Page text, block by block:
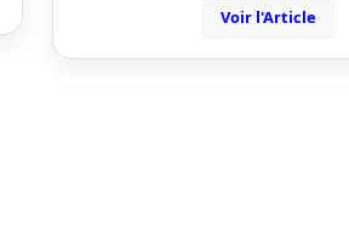
Voir l'Article